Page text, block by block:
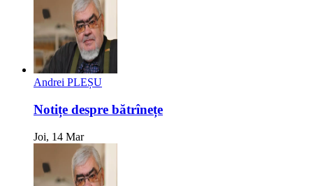
Andrei PLEȘU
Notițe despre bătrînețe
Joi, 14 Mar